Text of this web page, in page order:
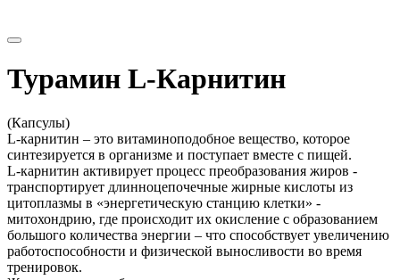
Турамин L-Карнитин
(Капсулы)
L-карнитин – это витаминоподобное вещество, которое
синтезируется в организме и поступает вместе с пищей.
L-карнитин активирует процесс преобразования жиров -
транспортирует длинноцепочечные жирные кислоты из
цитоплазмы в «энергетическую станцию клетки» -
митохондрию, где происходит их окисление с образованием
большого количества энергии – что способствует увеличению
работоспособности и физической выносливости во время
тренировок.